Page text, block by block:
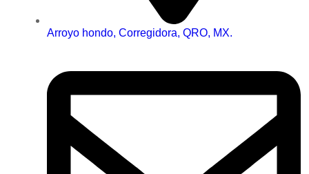
Arroyo hondo, Corregidora, QRO, MX.